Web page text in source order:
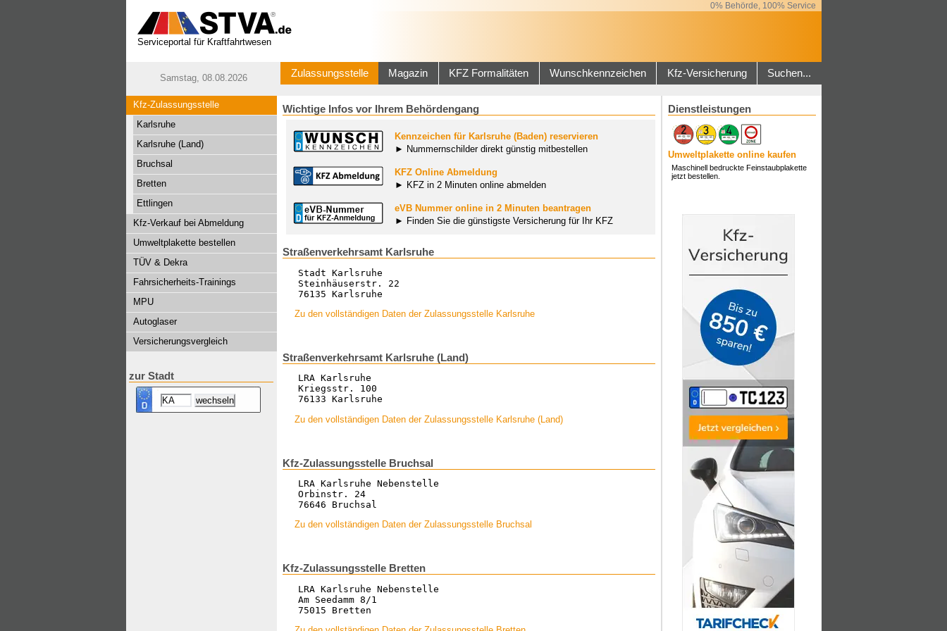
0% Behörde, 100% Service
Serviceportal für Kraftfahrtwesen
Samstag, 08.08.2026 Zulassungsstelle Magazin KFZ Formalitäten Wunschkennzeichen Kfz-Versicherung Suchen...
Kfz-Zulassungsstelle
Karlsruhe
Karlsruhe (Land)
Bruchsal
Bretten
Ettlingen
Kfz-Verkauf bei Abmeldung
Umweltplakette bestellen
TÜV & Dekra
Fahrsicherheits-Trainings
MPU
Autoglaser
Versicherungsvergleich
zur Stadt
Wichtige Infos vor Ihrem Behördengang
Kennzeichen für Karlsruhe (Baden) reservieren
► Nummernschilder direkt günstig mitbestellen
KFZ Online Abmeldung
► KFZ in 2 Minuten online abmelden
eVB Nummer online in 2 Minuten beantragen
► Finden Sie die günstigste Versicherung für Ihr KFZ
Straßenverkehrsamt Karlsruhe
Stadt Karlsruhe
Steinhäuserstr. 22
76135 Karlsruhe
Zu den vollständigen Daten der Zulassungsstelle Karlsruhe
Straßenverkehrsamt Karlsruhe (Land)
LRA Karlsruhe
Kriegsstr. 100
76133 Karlsruhe
Zu den vollständigen Daten der Zulassungsstelle Karlsruhe (Land)
Kfz-Zulassungsstelle Bruchsal
LRA Karlsruhe Nebenstelle
Orbinstr. 24
76646 Bruchsal
Zu den vollständigen Daten der Zulassungsstelle Bruchsal
Kfz-Zulassungsstelle Bretten
LRA Karlsruhe Nebenstelle
Am Seedamm 8/1
75015 Bretten
Dienstleistungen
Umweltplakette online kaufen
Maschinell bedruckte Feinstaubplakette
jetzt bestellen.